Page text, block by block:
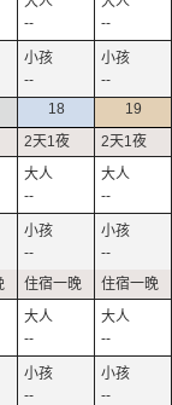
--
--
--
--
18
--
--
--
--
19
--
--
--
--